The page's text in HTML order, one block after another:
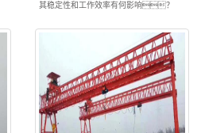
其稳定性和工作效率有何影响？